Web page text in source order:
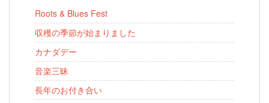
Roots & Blues Fest
収穫の季節が始まりました
カナダデー
音楽三昧
長年のお付き合い